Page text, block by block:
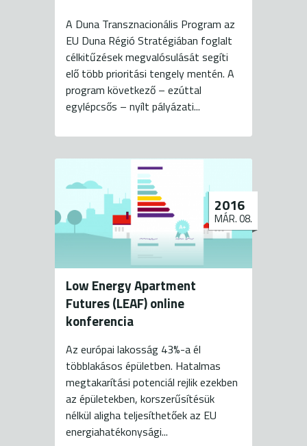
A Duna Transznacionális Program az
EU Duna Régió Stratégiában foglalt
célkitűzések megvalósulását segíti
elő több prioritási tengely mentén. A
program következő – ezúttal
egylépcsős – nyílt pályázati...
Low Energy Apartment
Futures (LEAF) online
konferencia
2016
MÁR. 08.
Az európai lakosság 43%-a él
többlakásos épületben. Hatalmas
megtakarítási potenciál rejlik ezekben
az épületekben, korszerűsítésük
nélkül aligha teljesíthetőek az EU
energiahatékonysági...